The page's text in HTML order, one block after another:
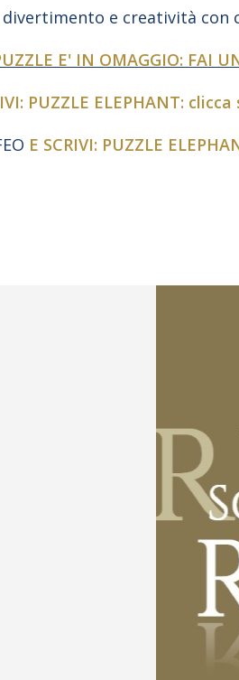
e creatività con
E' IN OMAGGIO: FAI
PUZZLE ELEPHANT: clicca
E SCRIVI: PUZZLE